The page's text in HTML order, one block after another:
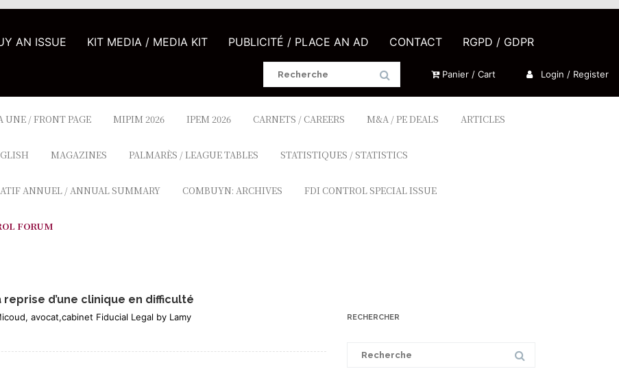
AN ISSUE KIT MEDIA / MEDIA KIT PUBLICITÉ / PLACE AN AD CONTACT RGPD / GDPR
Search
Panier / Cart Login / Register
UNE / FRONT PAGE MIPIM 2026 IPEM 2026 CARNETS / CAREERS M&A / PE DEALS ARTICLES
MAGAZINES PALMARÈS / LEAGUE TABLES STATISTIQUES / STATISTICS
ANNUEL / ANNUAL SUMMARY COMBUYN: ARCHIVES FDI CONTROL SPECIAL ISSUE
FORUM
d’une clinique en difficulté
avocat,cabinet Fiducial Legal by Lamy RECHERCHER